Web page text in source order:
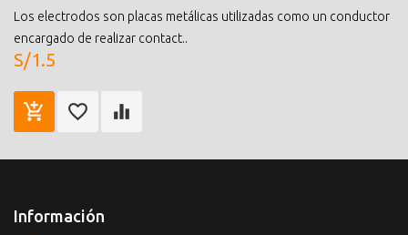
Los electrodos son placas metálicas utilizadas como un conductor
encargado de realizar contact..
S/1.5
Información